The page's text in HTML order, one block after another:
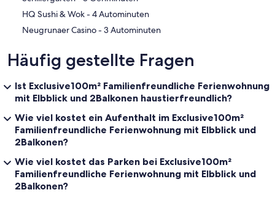
‪HQ Sushi & Wok - ‬4 Autominuten
‪Neugrunaer Casino - ‬3 Autominuten
Häufig gestellte Fragen
Ist Exclusive100m² Familienfreundliche Ferienwohnung
mit Elbblick und 2Balkonen haustierfreundlich?
Wie viel kostet ein Aufenthalt im Exclusive100m²
Familienfreundliche Ferienwohnung mit Elbblick und
2Balkonen?
Wie viel kostet das Parken bei Exclusive100m²
Familienfreundliche Ferienwohnung mit Elbblick und
2Balkonen?